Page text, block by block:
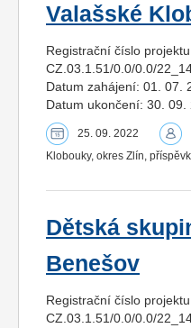
Valašské
Registrační číslo
CZ.03.1.51/0.0/0.0/
Datum zahájení: 01. 07.
Datum ukončení: 30. 09.
25. 09. 2022
Klobouky, okres Zlín,
Dětská
Benešov
Registrační číslo
CZ.03.1.51/0.0/0.0/